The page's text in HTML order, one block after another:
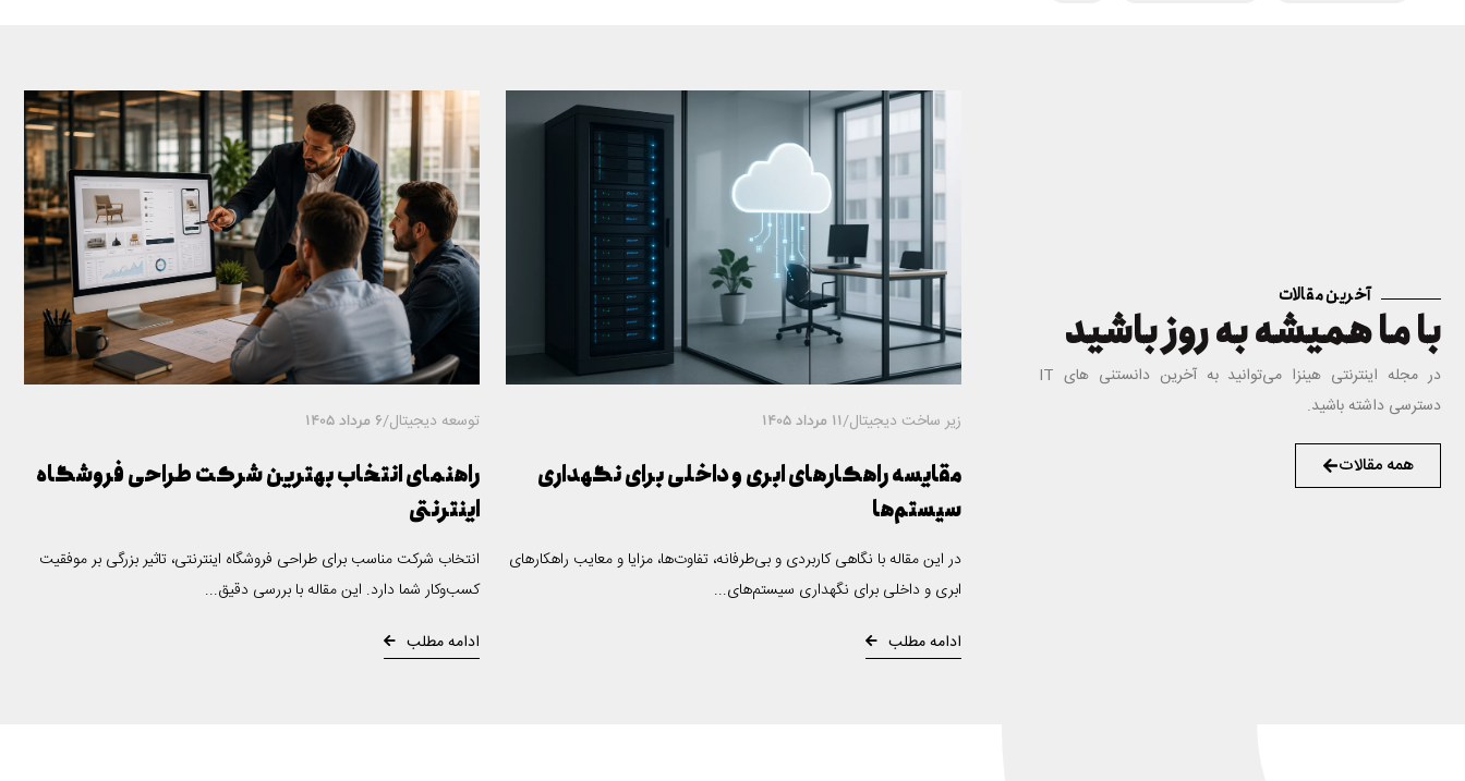
آخرین مقالات
با ما همیشه به روز باشید
در مجله اینترنتی هینزا می‌توانید به آخرین دانستنی های IT
دسترسی داشته باشید.
همه مقالات
زیر ساخت دیجیتال/11 مرداد 1405
مقایسه راهکارهای ابری و داخلی برای نگهداری
سیستم‌ها
در این مقاله با نگاهی کاربردی و بی‌طرفانه، تفاوت‌ها، مزایا و معایب راهکارهای
ابری و داخلی برای نگهداری سیستم‌های...
ادامه مطلب
توسعه دیجیتال/6 مرداد 1405
راهنمای انتخاب بهترین شرکت طراحی فروشگاه
اینترنتی
انتخاب شرکت مناسب برای طراحی فروشگاه اینترنتی، تاثیر بزرگی بر موفقیت
کسب‌وکار شما دارد. این مقاله با بررسی دقیق...
ادامه مطلب